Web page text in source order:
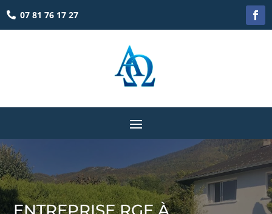
 07 81 76 17 27